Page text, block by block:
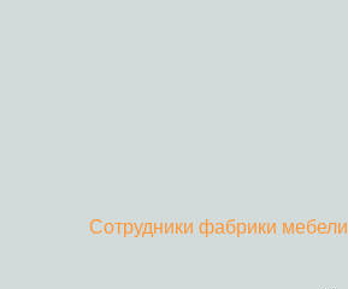
Сотрудники фабрики мебели